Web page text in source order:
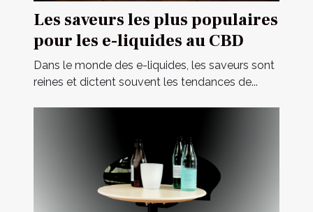
Les saveurs les plus populaires
pour les e-liquides au CBD
Dans le monde des e-liquides, les saveurs sont
reines et dictent souvent les tendances de...